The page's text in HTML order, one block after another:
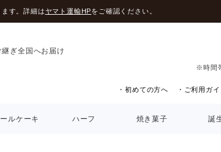
す。詳細はヤマト運輸HPをご確認ください。
ぎ全国へお届け
※時間
・初めての方へ ・ご利用ガイ
ルケーキ ハーフ 焼き菓子 誕